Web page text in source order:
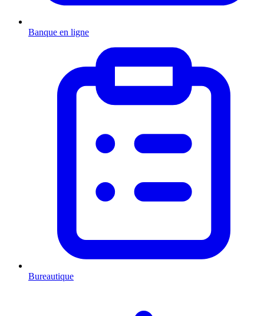
Banque en ligne
Bureautique